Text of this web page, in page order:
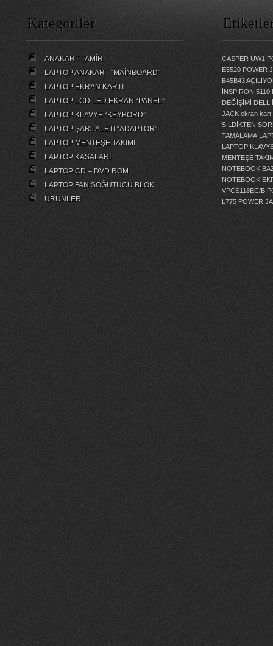
Kategoriler
ANAKART TAMİRİ
LAPTOP ANAKART “MAİNBOARD”
LAPTOP EKRAN KARTI
LAPTOP LCD LED EKRAN “PANEL”
LAPTOP KLAVYE “KEYBORD”
LAPTOP ŞARJ ALETİ “ADAPTÖR”
LAPTOP MENTEŞE TAKIMI
LAPTOP KASALARI
LAPTOP CD – DVD ROM
LAPTOP FAN SOĞUTUCU BLOK
ÜRÜNLER
CASPER UW1
E5520 POWER
B45B43
İNSPİRON
DEĞİŞİMİ
DELL
JACK ekran
SİLDİKTEN
TAMALAMA
LAPTOP
MENTEŞE
NOTEBOOK
NOTEBOOK
VPCS118EC/B
L775 POWER